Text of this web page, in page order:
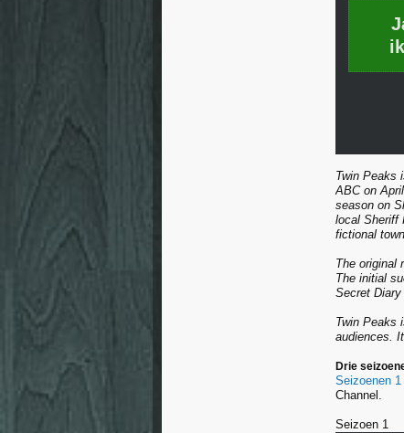
Twin Peaks
ABC on
season on
local Sheriff
fictional
The original
The initial
Secret
Twin Peaks
audiences.
Drie
Seizoenen 1
Channel.
Seizoen 1